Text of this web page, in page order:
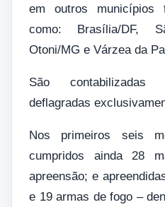
em outros municípios
como: Brasília/DF,
Otoni/MG e Várzea da
São contabilizadas
deflagradas
Nos primeiros seis
cumpridos ainda 28
apreensão; e
e 19 armas de fogo –